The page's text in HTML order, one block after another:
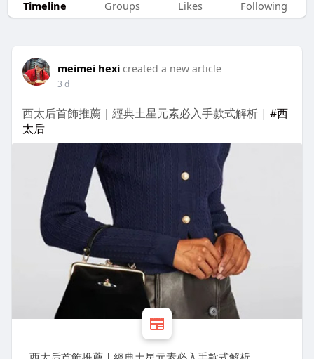
Timeline Groups Likes Following
meimei hexi created a new article
3 d
西太后首飾推薦｜經典土星元素必入手款式解析 | #西
太后